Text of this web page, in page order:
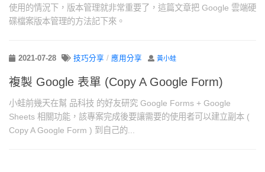
使用的情況下，版本管理就非常重要了，這篇文章把 Google 雲端硬
碟檔案版本管理的方法記下來。
2021-07-28 技巧分享 / 應用分享 黃小蛙
複製 Google 表單 (Copy A Google Form)
小蛙前幾天在幫 品科技 的好友研究 Google Forms + Google
Sheets 相關功能，該專案完成後要讓需要的使用者可以建立副本 (
Copy A Google Form ) 到自己的...